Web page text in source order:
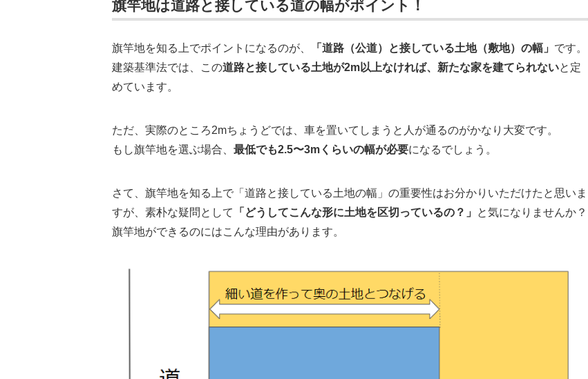
旗竿地は道路と接している道の幅がポイント！
旗竿地を知る上でポイントになるのが、 「道路（公道）と接している土地（敷地）の幅」 です。
建築基準法では、この道路と接している土地が2m以上なければ、新たな家を建てられないと定
めています。
ただ、実際のところ2mちょうどでは、車を置いてしまうと人が通るのがかなり大変です。
もし旗竿地を選ぶ場合、 最低でも2.5〜3mくらいの幅が必要になるでしょう。
さて、旗竿地を知る上で「道路と接している土地の幅」の重要性はお分かりいただけたと思いま
すが、素朴な疑問として
「どうしてこんな形に土地を区切っているの？」
と気になりませんか？
旗竿地ができるのにはこんな理由があります。